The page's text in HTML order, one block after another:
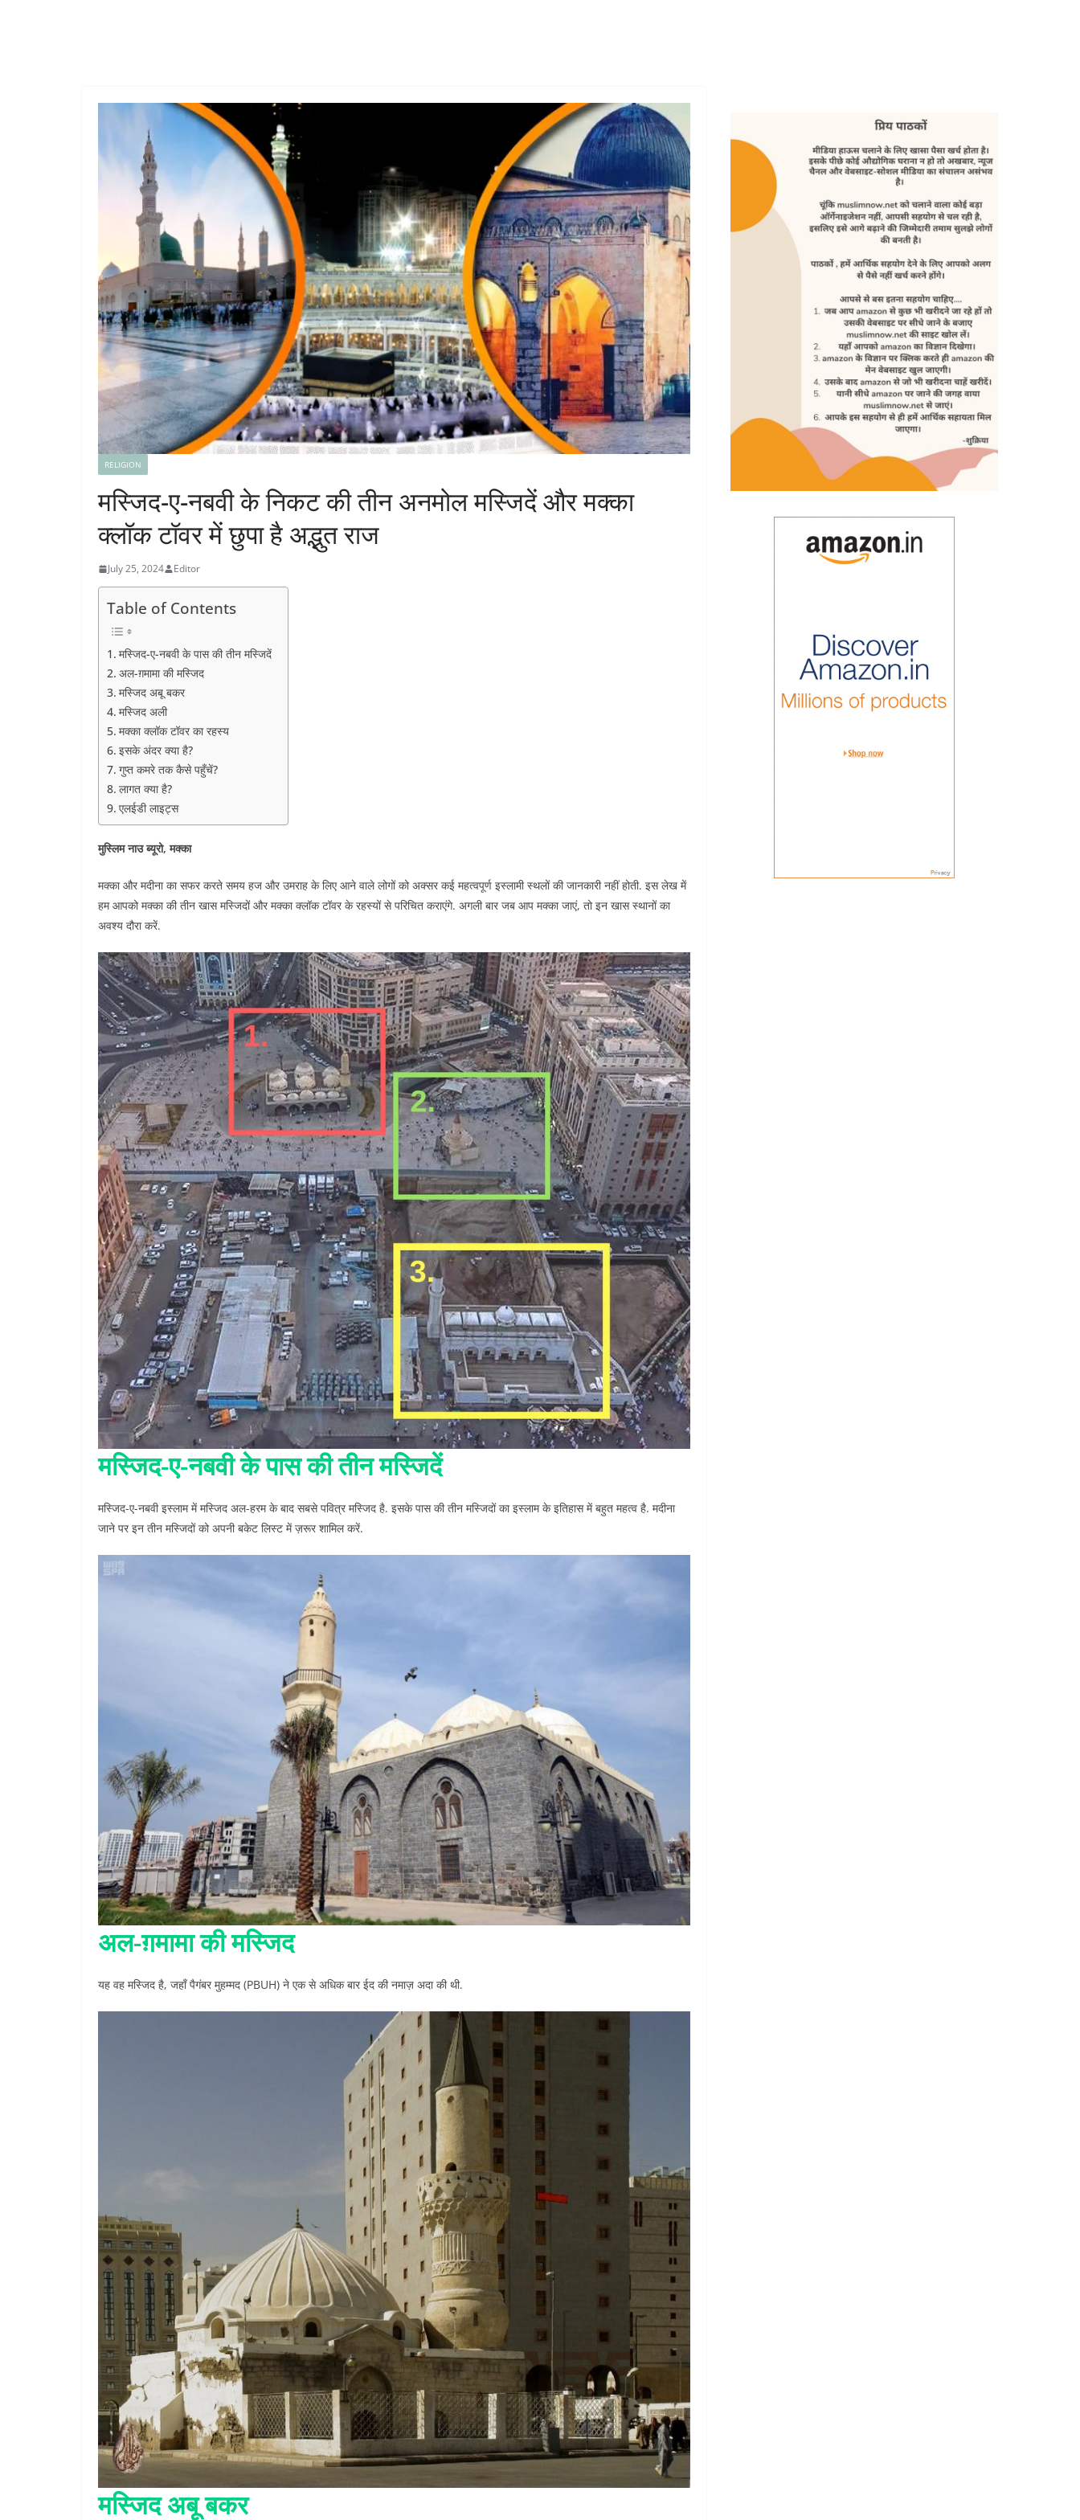
RELIGION
मस्जिद-ए-नबवी के निकट की तीन अनमोल मस्जिदें और मक्का
क्लॉक टॉवर में छुपा है अद्भुत राज
July 25, 2024 Editor
Table of Contents
मस्जिद-ए-नबवी के पास की तीन मस्जिदें
अल-ग़मामा की मस्जिद
मस्जिद अबू बकर
मस्जिद अली
मक्का क्लॉक टॉवर का रहस्य
इसके अंदर क्या है?
गुप्त कमरे तक कैसे पहुँचें?
लागत क्या है?
एलईडी लाइट्स
मुस्लिम नाउ ब्यूरो, मक्का
मक्का और मदीना का सफर करते समय हज और उमराह के लिए आने वाले लोगों को अक्सर कई महत्वपूर्ण इस्लामी स्थलों की जानकारी नहीं होती. इस लेख में
हम आपको मक्का की तीन खास मस्जिदों और मक्का क्लॉक टॉवर के रहस्यों से परिचित कराएंगे. अगली बार जब आप मक्का जाएं, तो इन खास स्थानों का
अवश्य दौरा करें.
मस्जिद-ए-नबवी के पास की तीन मस्जिदें
मस्जिद-ए-नबवी इस्लाम में मस्जिद अल-हरम के बाद सबसे पवित्र मस्जिद है. इसके पास की तीन मस्जिदों का इस्लाम के इतिहास में बहुत महत्व है. मदीना
जाने पर इन तीन मस्जिदों को अपनी बकेट लिस्ट में ज़रूर शामिल करें.
अल-ग़मामा की मस्जिद
यह वह मस्जिद है, जहाँ पैगंबर मुहम्मद (PBUH) ने एक से अधिक बार ईद की नमाज़ अदा की थी.
मस्जिद अबू बकर